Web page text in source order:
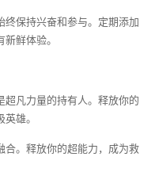
保持兴奋和参与。定期添加
鲜体验。
凡力量的持有人。释放你的
雄。
合。释放你的超能力，成为救